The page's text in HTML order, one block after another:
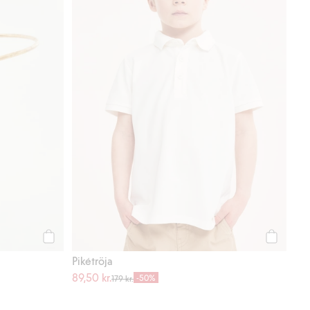
Pikétröja
89,50 kr.179 kr. -50%